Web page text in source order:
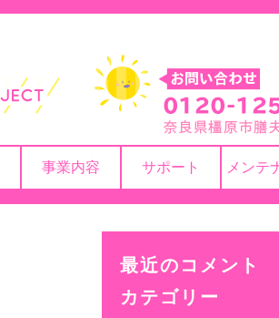
事業内容 サポート メンテ
最近のコメント
カテゴリー